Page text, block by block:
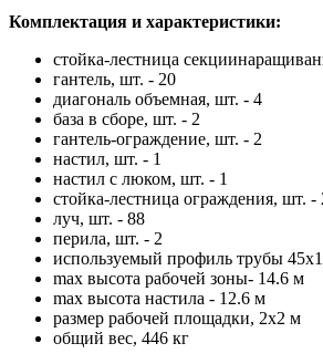
Комплектация и характеристики:
стойка-лестница
гантель, шт. - 20
диагональ объемная, шт. - 4
база в сборе, шт. - 2
гантель-ограждение, шт. - 2
настил, шт. - 1
настил с люком, шт. - 1
стойка-лестница ограждения, шт. -
луч, шт. - 88
перила, шт. - 2
используемый профиль трубы
max высота рабочей зоны- 14.6 м
max высота настила - 12.6 м
размер рабочей площадки, 2х2 м
общий вес, 446 кг